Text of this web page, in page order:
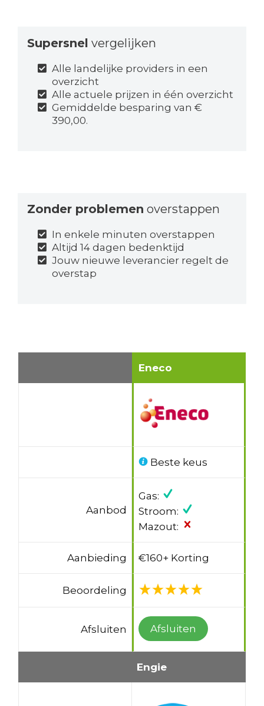
Supersnel vergelijken
Alle landelijke providers in een
overzicht
Alle actuele prijzen in één overzicht
Gemiddelde besparing van €
390,00.
Zonder problemen overstappen
In enkele minuten overstappen
Altijd 14 dagen bedenktijd
Jouw nieuwe leverancier regelt de
overstap
Eneco
Beste keus
Aanbod
Gas:
Stroom:
Mazout:
Aanbieding €160+ Korting
Beoordeling
Afsluiten Afsluiten
Engie